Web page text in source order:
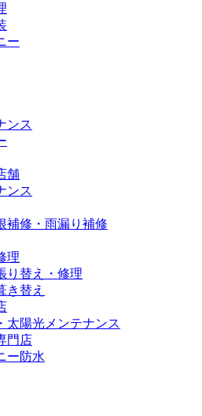
ー
ンス
舗
ンス
補修・雨漏り補修
理
り替え・修理
き替え
太陽光メンテナンス
門店
ー防水